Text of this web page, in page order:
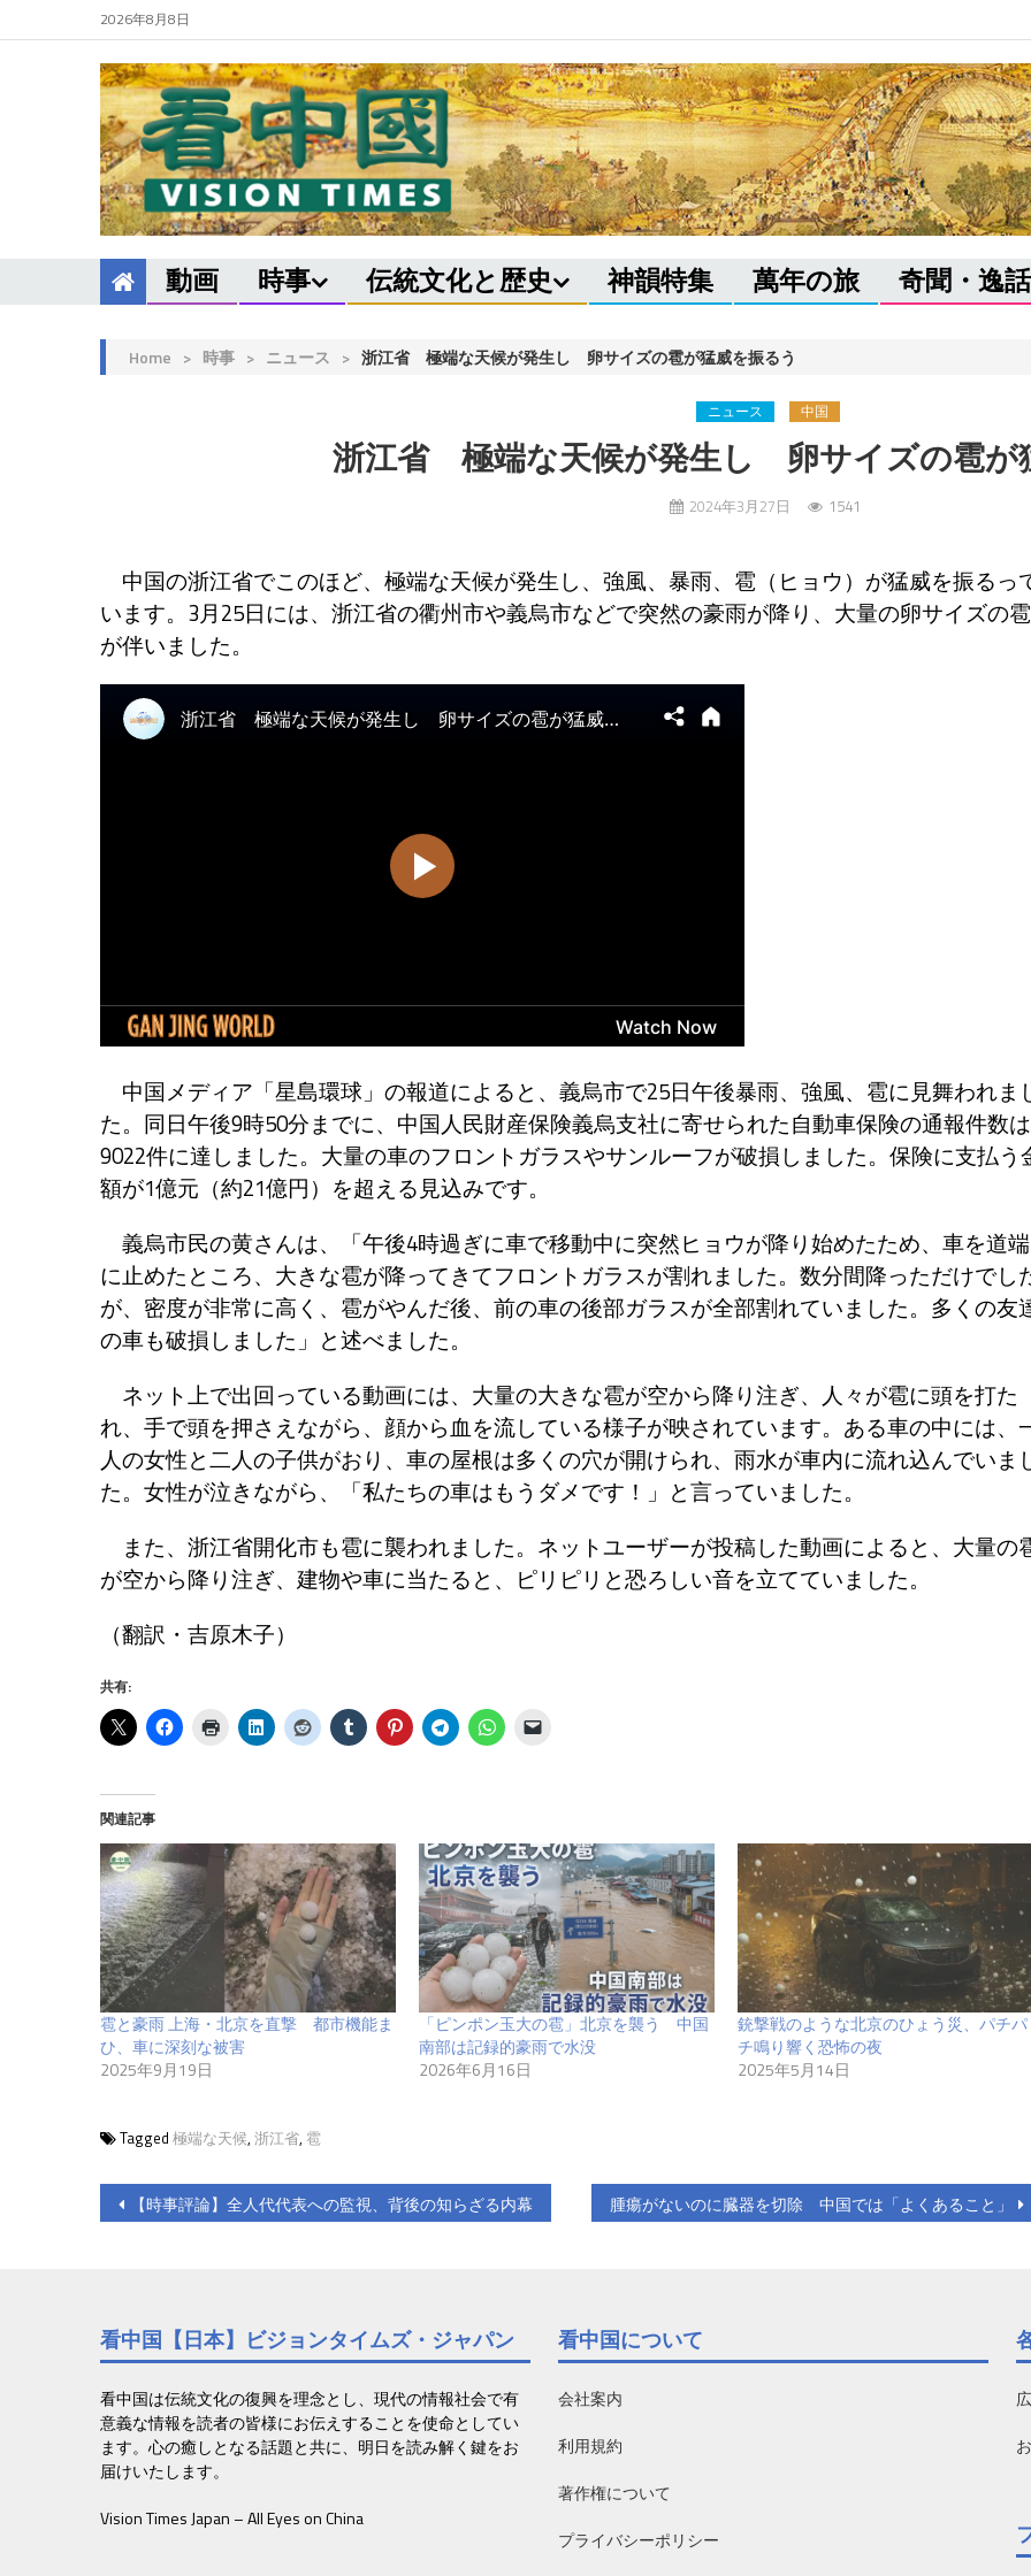
2026年8月8日
動画 時事 伝統文化と歴史 神韻特集 萬年の旅 奇聞・逸話
Home > 時事 > ニュース > 浙江省 極端な天候が発生し 卵サイズの雹が猛威を振るう
ニュース 中国
浙江省 極端な天候が発生し 卵サイズの雹が
2024年3月27日 1541
中国の浙江省でこのほど、極端な天候が発生し、強風、暴雨、雹（ヒョウ）が猛威を振るっ
います。3月25日には、浙江省の衢州市や義烏市などで突然の豪雨が降り、大量の卵サイズの雹
が伴いました。
中国メディア「星島環球」の報道によると、義烏市で25日午後暴雨、強風、雹に見舞われま
た。同日午後9時50分までに、中国人民財産保険義烏支社に寄せられた自動車保険の通報件数は
9022件に達しました。大量の車のフロントガラスやサンルーフが破損しました。保険に支払う
額が1億元（約21億円）を超える見込みです。
義烏市民の黄さんは、「午後4時過ぎに車で移動中に突然ヒョウが降り始めたため、車を道端
に止めたところ、大きな雹が降ってきてフロントガラスが割れました。数分間降っただけでし
が、密度が非常に高く、雹がやんだ後、前の車の後部ガラスが全部割れていました。多くの友
の車も破損しました」と述べました。
ネット上で出回っている動画には、大量の大きな雹が空から降り注ぎ、人々が雹に頭を打た
れ、手で頭を押さえながら、顔から血を流している様子が映されています。ある車の中には、
人の女性と二人の子供がおり、車の屋根は多くの穴が開けられ、雨水が車内に流れ込んでいま
た。女性が泣きながら、「私たちの車はもうダメです！」と言っていました。
また、浙江省開化市も雹に襲われました。ネットユーザーが投稿した動画によると、大量の
が空から降り注ぎ、建物や車に当たると、ピリピリと恐ろしい音を立てていました。
（翻訳・吉原木子）
共有:
関連記事
雹と豪雨 上海・北京を直撃 都市機能ま
ひ、車に深刻な被害
2025年9月19日
「ピンポン玉大の雹」北京を襲う 中国
南部は記録的豪雨で水没
2026年6月16日
銃撃戦のような北京のひょう災、パチパ
チ鳴り響く恐怖の夜
2025年5月14日
Tagged 極端な天候, 浙江省, 雹
投
ビ
ゲ
ー
シ
ョ
ン
【時事評論】全人代代表への監視、背後の知らざる内幕 腫瘍がないのに臓器を切除 中国では「よくあること」
看中国【日本】ビジョンタイムズ・ジャパン
看中国は伝統文化の復興を理念とし、現代の情報社会で有
意義な情報を読者の皆様にお伝えすることを使命としてい
ます。心の癒しとなる話題と共に、明日を読み解く鍵をお
届けいたします。
Vision Times Japan – All Eyes on China
看中国について
会社案内
利用規約
著作権について
プライバシーポリシー